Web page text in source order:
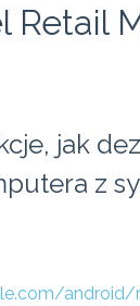
Retail
jak
z